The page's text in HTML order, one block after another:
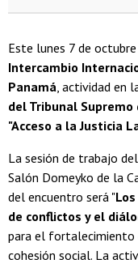
Este lunes 7 de
Intercambio
Panamá, actividad en
del Tribunal
"Acceso a la Justicia
La sesión de trabajo
Salón Domeyko de la
del encuentro será "
de conflictos y el
para el fortalecimiento
cohesión social. La